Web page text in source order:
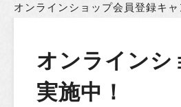
オンラインショップ会員登録キャ
オンライン
実施中！